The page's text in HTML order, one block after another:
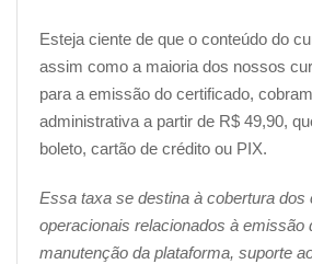
Esteja ciente de que o conteúdo do
assim como a maioria dos nossos
para a emissão do certificado,
administrativa a partir de R$ 49,90,
boleto, cartão de crédito ou PIX.
Essa taxa se destina à cobertura dos
operacionais relacionados à emissão
manutenção da plataforma, suporte